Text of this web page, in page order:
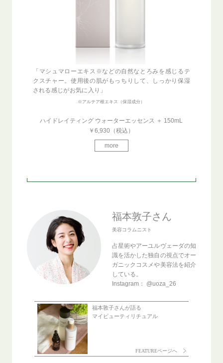
「マシュマローエキス※などの自然なとろみを感じるテ
クスチャー。使用後の肌がもっちりして、しっかり保湿
される感じがお気に入り」
※アルテア根エキス（保湿成分）
ハイドレイティング ウォーターエッセンス ＋ 150mL
￥6,930（税込）
more
福本敦子さん
美容コラムニスト
占星術やアーユルヴェーダの知
識を活かした独自の視点でオー
ガニックコスメや美容法を紹介
している。
Instagram： @uoza_26
福本敦子さんが語る
マイビューティリチュアル
FEATUREページへ